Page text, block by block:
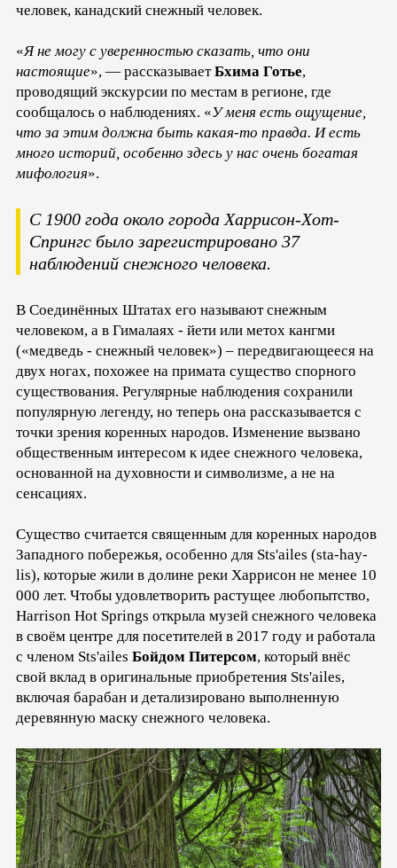
человек, канадский снежный человек.
«Я не могу с уверенностью сказать, что они
настоящие», — рассказываетБхима Готье,
проводящий экскурсии по местам в регионе, где
сообщалось о наблюдениях. «У меня есть ощущение,
что за этим должна быть какая-то правда. И есть
много историй, особенно здесь у нас очень богатая
мифология».
С 1900 года около города Харрисон-Хот-
Спрингс было зарегистрировано 37
наблюдений снежного человека.
В Соединённых Штатах его называют снежным
человеком, а в Гималаях - йети или метох кангми
(«медведь - снежный человек») – передвигающееся на
двух ногах, похожее на примата существо спорного
существования. Регулярные наблюдения сохранили
популярную легенду, но теперь она рассказывается с
точки зрения коренных народов. Изменение вызвано
общественным интересом к идее снежного человека,
основанной на духовности и символизме, а не на
сенсациях.
Существо считается священным для коренных народов
Западного побережья, особенно для Sts'ailes (sta-hay-
lis), которые жили в долине реки Харрисон не менее 10
000 лет. Чтобы удовлетворить растущее любопытство,
Harrison Hot Springs открыла музей снежного человека
в своём центре для посетителей в 2017 году и работала
с членом Sts'ailes Бойдом Питерсом, который внёс
свой вклад в оригинальные приобретения Sts'ailes,
включая барабан и детализировано выполненную
деревянную маску снежного человека.